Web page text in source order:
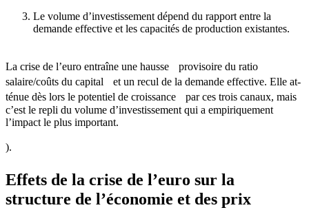
Le volume d’investissement dépend du rapport entre la
demande effective et les capacités de production existantes.
La crise de l’euro entraîne une hausse provisoire du ratio
salaire/coûts du capital et un recul de la demande effective. Elle at-
ténue dès lors le potentiel de croissance par ces trois canaux, mais
c’est le repli du volume d’investissement qui a empiriquement
l’impact le plus important.
).
Effets de la crise de l’euro sur la
structure de l’économie et des prix